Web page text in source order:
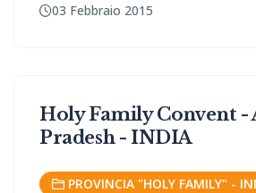
03 Febbraio 2015
Holy Family Convent -
Pradesh - INDIA
PROVINCIA "HOLY FAMILY" -